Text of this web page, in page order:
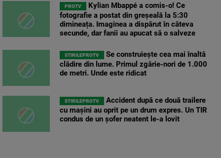
PROTV
Kylian Mbappé a comis-o! Ce
fotografie a postat din greșeală la 5:30
dimineața. Imaginea a dispărut în câteva
secunde, dar fanii au apucat să o salveze
STIRILEPROTV
Se construiește cea mai înaltă
clădire din lume. Primul zgârie-nori de 1.000
de metri. Unde este ridicat
STIRILEPROTV
Accident după ce două trailere
cu mașini au oprit pe un drum expres. Un TIR
condus de un șofer neatent le-a lovit